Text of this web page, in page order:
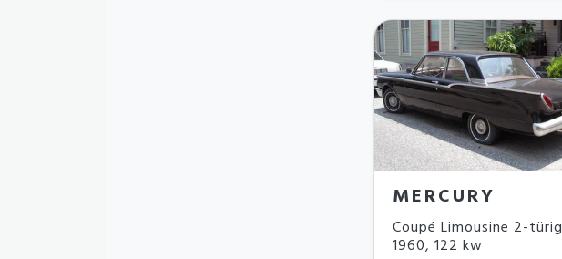
MERCURY
Coupé Limousine 2-türig
1960, 122 kw